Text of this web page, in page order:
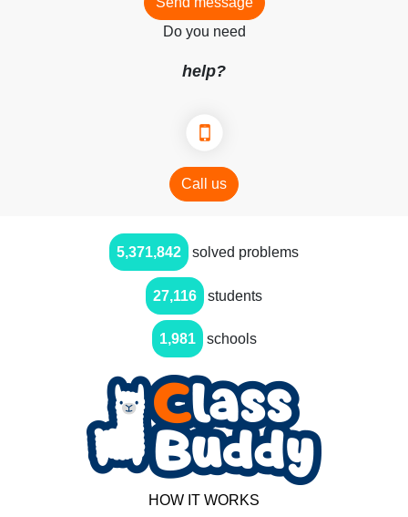
Do you need
help?
Call us
5,371,842 solved problems
27,116 students
1,981 schools
HOW IT WORKS